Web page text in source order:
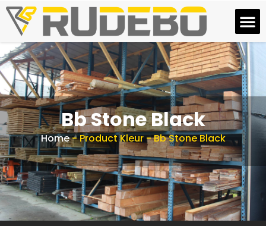
Bb Stone Black
Home-Product Kleur-Bb Stone Black